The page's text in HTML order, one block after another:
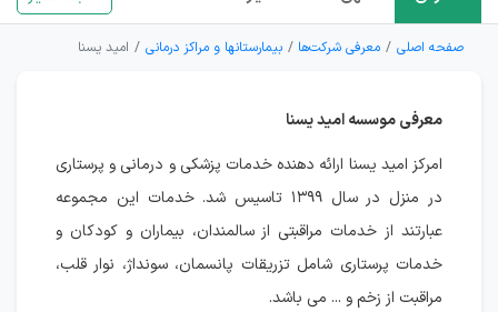
صفحه اصلی معرفی شرکت‌ها بیمارستانها و مراکز درمانی امید یسنا
معرفی موسسه امید یسنا
امرکز امید یسنا ارائه دهنده خدمات پزشکی و درمانی و پرستاری
در منزل در سال ۱۳۹۹ تاسیس شد. خدمات این مجموعه
عبارتند از خدمات مراقبتی از سالمندان، بیماران و کودکان و
خدمات پرستاری شامل تزریقات پانسمان، سونداژ، نوار قلب،
مراقبت از زخم و ... می باشد.